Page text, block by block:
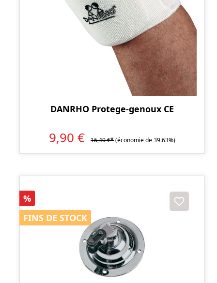
DANRHO Protege-genoux CE
9,90 € 16,40 €*(économie de 39.63%)
Réduction
%
FINS DE STOCK
FINS DE STOCK